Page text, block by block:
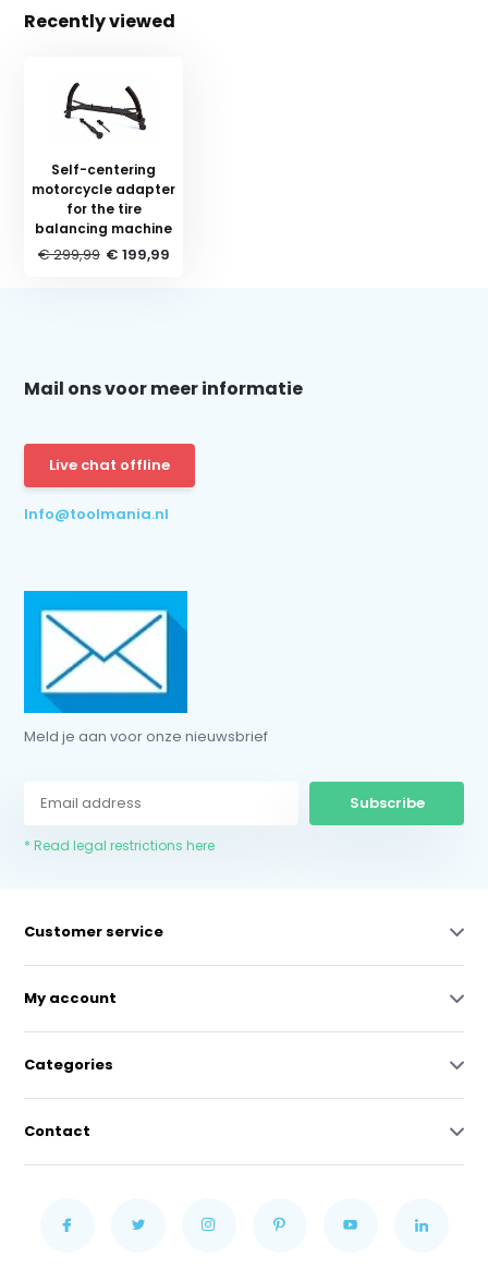
Recently viewed
Self-centering
motorcycle adapter
for the tire
balancing machine
€ 299,99 € 199,99
Mail ons voor meer informatie
Live chat offline
Info@toolmania.nl
Meld je aan voor onze nieuwsbrief
Subscribe
* Read legal restrictions here
Customer service
My account
Categories
Contact
Schrijf je in voor onze nieuwsbrief:
* Read legal restrictions here